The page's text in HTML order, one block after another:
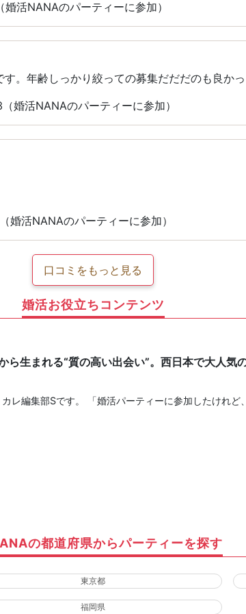
活NANAのパーティーに参加）
す。年齢しっかり絞っての募集だだだのも良か
活NANAのパーティーに参加）
活NANAのパーティーに参加）
口コミをもっと見る
婚活お役立ちコンテンツ
ら生まれる“質の高い出会い”。西日本で大人
レ編集部Sです。 「婚活パーティーに参加したけれ
の都道府県からパーティーを探す
東京都
福岡県